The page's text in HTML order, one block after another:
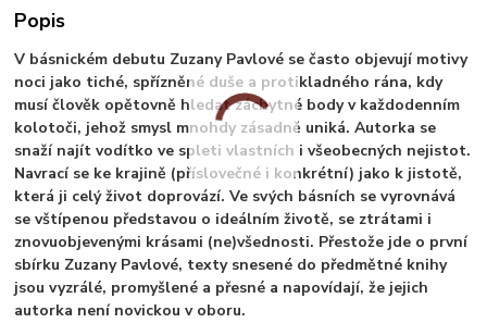
Popis
V básnickém debutu Zuzany Pavlové se často objevují motivy
noci jako tiché, spřízněné duše a protikladného rána, kdy
musí člověk opětovně hledat záchytné body v každodenním
kolotoči, jehož smysl mnohdy zásadně uniká. Autorka se
snaží najít vodítko ve spleti vlastních i všeobecných nejistot.
Navrací se ke krajině (příslovečné i konkrétní) jako k jistotě,
která ji celý život doprovází. Ve svých básních se vyrovnává
se vštípenou představou o ideálním životě, se ztrátami i
znovuobjevenými krásami (ne)všednosti. Přestože jde o první
sbírku Zuzany Pavlové, texty snesené do předmětné knihy
jsou vyzrálé, promyšlené a přesné a napovídají, že jejich
autorka není novickou v oboru.